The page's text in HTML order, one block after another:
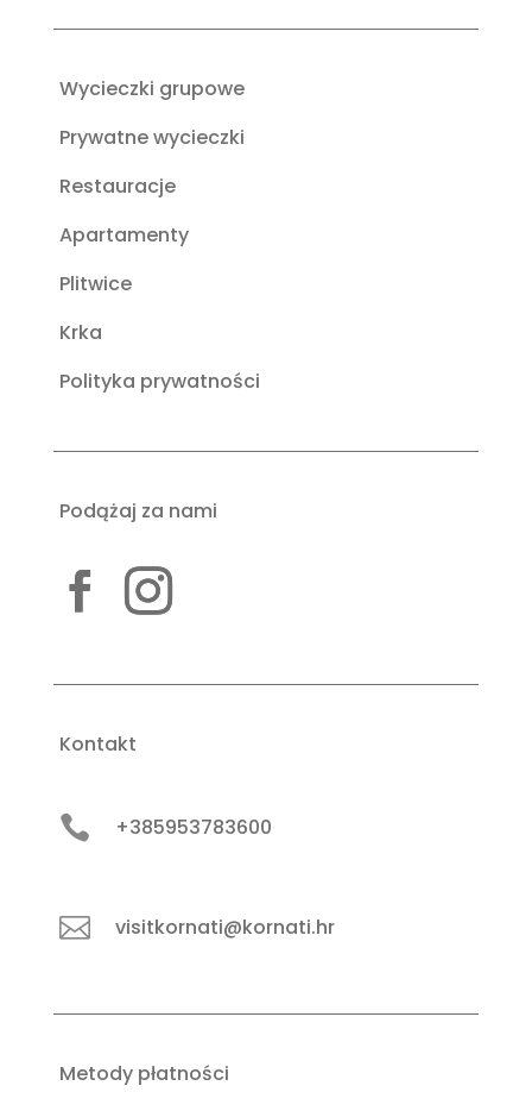
Wycieczki grupowe
Prywatne wycieczki
Restauracje
Apartamenty
Plitwice
Krka
Polityka prywatności
Podążaj za nami
Kontakt
 +385953783600
 visitkornati@kornati.hr
Metody płatności